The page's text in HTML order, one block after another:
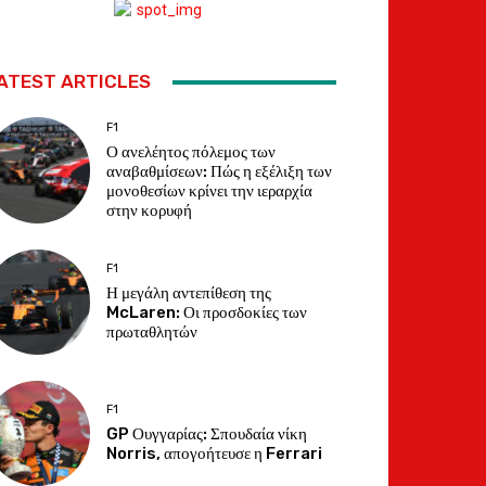
ARTICLES
F1
Ο ανελέητος πόλεμος των
αναβαθμίσεων: Πώς η εξέλιξη των
μονοθεσίων κρίνει την ιεραρχία
στην κορυφή
F1
Η μεγάλη αντεπίθεση της
McLaren: Οι προσδοκίες των
πρωταθλητών
F1
GP Ουγγαρίας: Σπουδαία νίκη
Norris, απογοήτευσε η Ferrari